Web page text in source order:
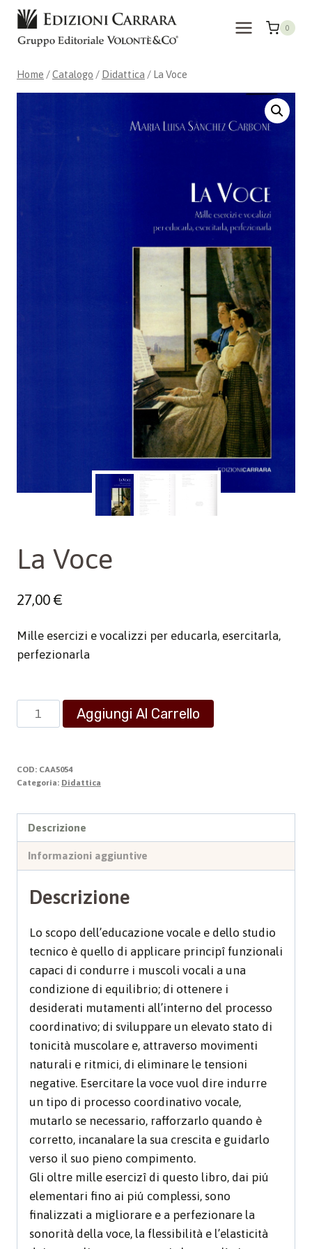
Salta
contenuto
0
Home /Catalogo / Didattica / La Voce
La Voce
27,00€
Mille esercizi e vocalizzi per educarla, esercitarla,
perfezionarla
Voce
Aggiungi Al Carrello
COD: CAA5054
Categoria: Didattica
Descrizione
Informazioni aggiuntive
Descrizione
Lo scopo dell’educazione vocale e dello studio
tecnico è quello di applicare principî funzionali
capaci di condurre i muscoli vocali a una
condizione di equilibrio; di ottenere i
desiderati mutamenti all’interno del processo
coordinativo; di sviluppare un elevato stato di
tonicità muscolare e, attraverso movimenti
naturali e ritmici, di eliminare le tensioni
negative. Esercitare la voce vuol dire indurre
un tipo di processo coordinativo vocale,
mutarlo se necessario, rafforzarlo quando è
corretto, incanalare la sua crescita e guidarlo
verso il suo pieno compimento.
Gli oltre mille esercizî di questo libro, dai piú
elementari fino ai piú complessi, sono
finalizzati a migliorare e a perfezionare la
sonorità della voce, la flessibilità e l’elasticità